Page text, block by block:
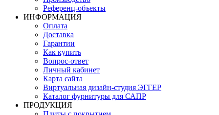
Референц-объекты
ИНФОРМАЦИЯ
Оплата
Доставка
Гарантии
Как купить
Вопрос-ответ
Личный кабинет
Карта сайта
Виртуальная дизайн-студия ЭГГЕР
Каталог фурнитуры для САПР
ПРОДУКЦИЯ